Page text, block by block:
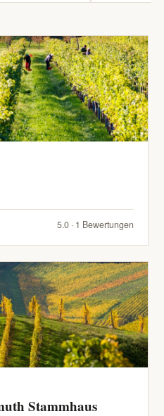
5.0 · 1 Bewertungen
Stammhaus